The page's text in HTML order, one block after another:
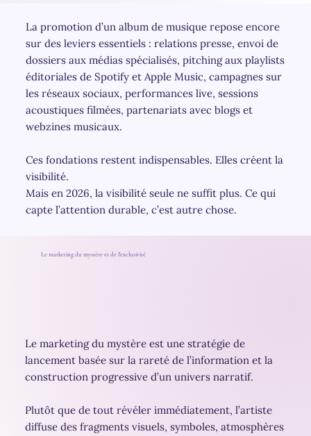
La promotion d’un album de musique repose encore
sur des leviers essentiels : relations presse, envoi de
dossiers aux médias spécialisés, pitching aux playlists
éditoriales de Spotify et Apple Music, campagnes sur
les réseaux sociaux, performances live, sessions
acoustiques filmées, partenariats avec blogs et
webzines musicaux.
Ces fondations restent indispensables. Elles créent la
visibilité.
Mais en 2026, la visibilité seule ne suffit plus. Ce qui
capte l’attention durable, c’est autre chose.
Le marketing du mystère et de l’exclusivité
Le marketing du mystère est une stratégie de
lancement basée sur la rareté de l’information et la
construction progressive d’un univers narratif.
Plutôt que de tout révéler immédiatement, l’artiste
diffuse des fragments visuels, symboles, atmosphères